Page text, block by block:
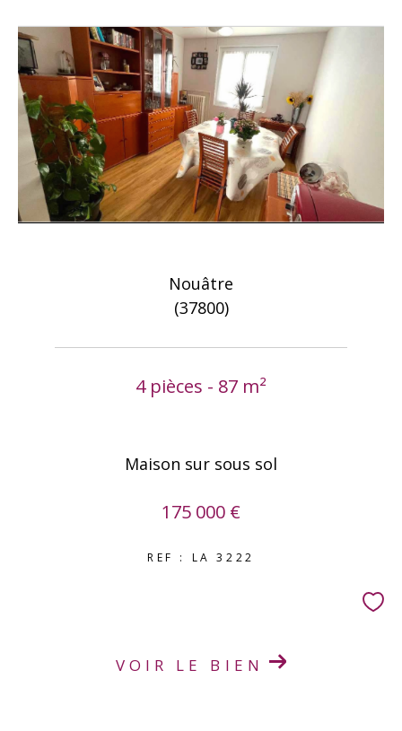
Nouâtre
(37800)
4 pièces - 87 m²
Maison sur sous sol
175 000 €
REF : LA 3222
VOIR LE BIEN